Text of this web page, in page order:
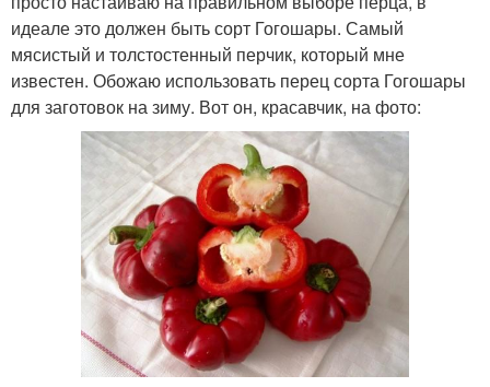
идеале это должен быть сорт Гогошары. Самый
мясистый и толстостенный перчик, который мне
известен. Обожаю использовать перец сорта Гогошары
для заготовок на зиму. Вот он, красавчик, на фото: